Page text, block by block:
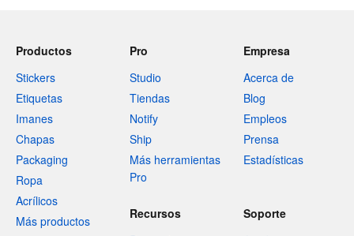
Productos
Stickers
Etiquetas
Imanes
Chapas
Packaging
Ropa
Acrílicos
Más productos
Pro
Studio
Tiendas
Notify
Ship
Más herramientas
Pro
Empresa
Acerca de
Blog
Empleos
Prensa
Estadísticas
Recursos
Soporte